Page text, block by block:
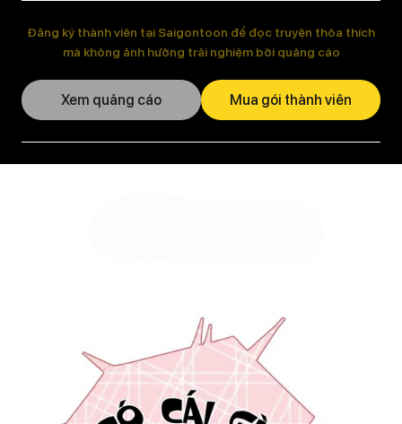
Đăng ký thành viên tại Saigontoon để đọc truyện thỏa thích
mà không ảnh hưởng trải nghiệm bởi quảng cáo
Xem quảng cáo Mua gói thành viên